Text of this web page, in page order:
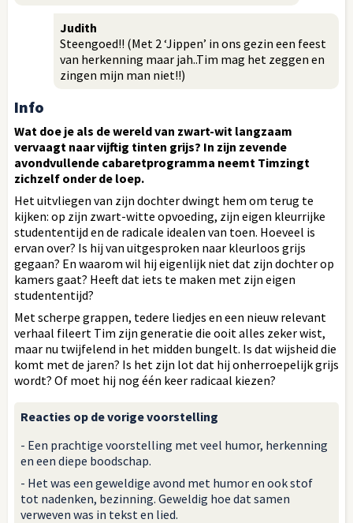
Judith
Steengoed!! (Met 2 ‘Jippen’ in ons gezin een feest
van herkenning maar jah..Tim mag het zeggen en
zingen mijn man niet!!)
Info
Wat doe je als de wereld van zwart-wit langzaam
vervaagt naar vijftig tinten grijs? In zijn zevende
avondvullende cabaretprogramma neemt Timzingt
zichzelf onder de loep.
Het uitvliegen van zijn dochter dwingt hem om terug te
kijken: op zijn zwart-witte opvoeding, zijn eigen kleurrijke
studententijd en de radicale idealen van toen. Hoeveel is
ervan over? Is hij van uitgesproken naar kleurloos grijs
gegaan? En waarom wil hij eigenlijk niet dat zijn dochter op
kamers gaat? Heeft dat iets te maken met zijn eigen
studententijd?
Met scherpe grappen, tedere liedjes en een nieuw relevant
verhaal fileert Tim zijn generatie die ooit alles zeker wist,
maar nu twijfelend in het midden bungelt. Is dat wijsheid die
komt met de jaren? Is het zijn lot dat hij onherroepelijk grijs
wordt? Of moet hij nog één keer radicaal kiezen?
Reacties op de vorige voorstelling
- Een prachtige voorstelling met veel humor, herkenning
en een diepe boodschap.
- Het was een geweldige avond met humor en ook stof
tot nadenken, bezinning. Geweldig hoe dat samen
verweven was in tekst en lied.